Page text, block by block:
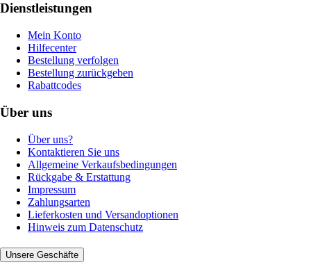
Dienstleistungen
Mein Konto
Hilfecenter
Bestellung verfolgen
Bestellung zurückgeben
Rabattcodes
Über uns
Über uns?
Kontaktieren Sie uns
Allgemeine Verkaufsbedingungen
Rückgabe & Erstattung
Impressum
Zahlungsarten
Lieferkosten und Versandoptionen
Hinweis zum Datenschutz
Unsere Geschäfte